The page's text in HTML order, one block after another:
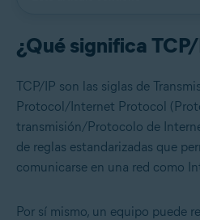
¿Qué significa
TCP/IP son las siglas de
Protocol/Internet Protocol
transmisión/Protocolo de
de reglas estandarizadas que
comunicarse en una red como
Por sí mismo, un equipo puede